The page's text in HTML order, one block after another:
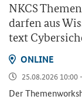
NKCS
dar­fen aus
text
ON­LINE
25.08.2026 10:00
Der